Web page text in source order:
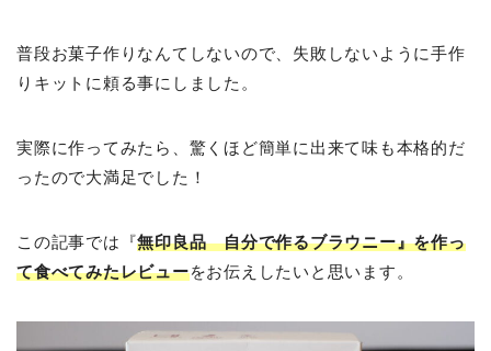
普段お菓子作りなんてしないので、失敗しないように手作
りキットに頼る事にしました。
実際に作ってみたら、驚くほど簡単に出来て味も本格的だ
ったので大満足でした！
この記事では『無印良品 自分で作るブラウニー』を作っ
て食べてみたレビューをお伝えしたいと思います。